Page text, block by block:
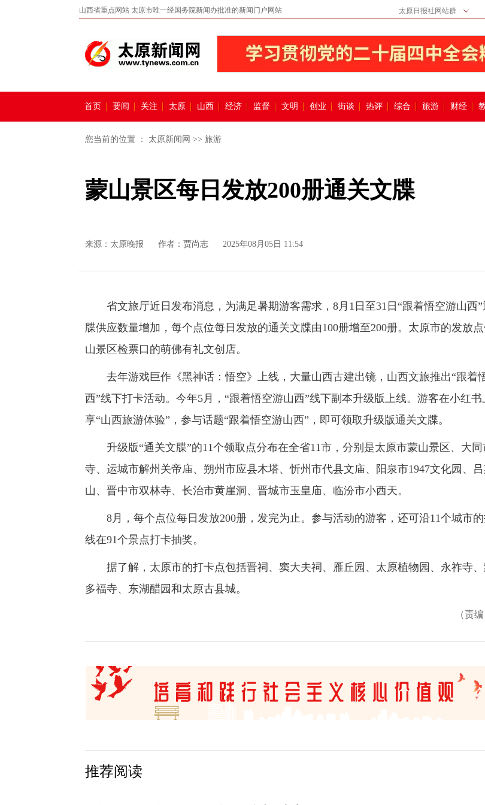
山西省重点网站 太原市唯一经国务院新闻办批准的新闻门户网站 太原日报社网站群
首页 要闻 关注 太原 山西 经济 监督 文明 创业 街谈 热评 综合 旅游 财经
您当前的位置 ： 太原新闻网 >> 旅游
蒙山景区每日发放200册通关文牒
来源： 太原晚报 作者：贾尚志 2025年08月05日 11:54
省文旅厅近日发布消息，为满足暑期游客需求，8月1日至31日“跟着悟空游山西”
牒供应数量增加，每个点位每日发放的通关文牒由100册增至200册。太原市的发放
山景区检票口的萌佛有礼文创店。
去年游戏巨作《黑神话：悟空》上线，大量山西古建出镜，山西文旅推出“跟着
西”线下打卡活动。今年5月，“跟着悟空游山西”线下副本升级版上线。游客在小红书
享“山西旅游体验”，参与话题“跟着悟空游山西”，即可领取升级版通关文牒。
升级版“通关文牒”的11个领取点分布在全省11市，分别是太原市蒙山景区、大同
寺、运城市解州关帝庙、朔州市应县木塔、忻州市代县文庙、阳泉市1947文化园、
山、晋中市双林寺、长治市黄崖洞、晋城市玉皇庙、临汾市小西天。
8月，每个点位每日发放200册，发完为止。参与活动的游客，还可沿11个城市的
线在91个景点打卡抽奖。
据了解，太原市的打卡点包括晋祠、窦大夫祠、雁丘园、太原植物园、永祚寺、
多福寺、东湖醋园和太原古县城。
（责
推荐阅读